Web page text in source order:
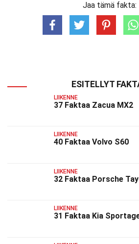
Jaa tämä fakta:
ESITELLYT
LIIKENNE
37 Faktaa Zacua MX2
LIIKENNE
40 Faktaa Volvo S60
LIIKENNE
32 Faktaa Porsche
LIIKENNE
31 Faktaa Kia